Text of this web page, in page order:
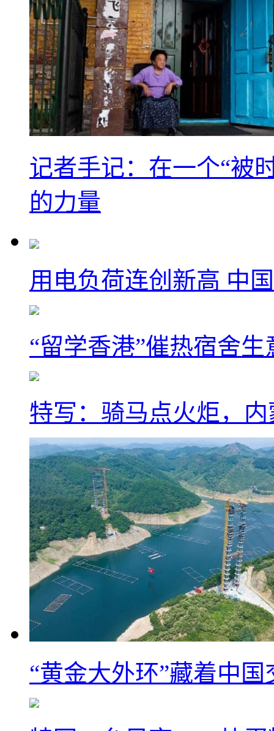
记者手记：在一个“被
的力量
用电负荷连创新高 中
“留学香港”催热宿舍
特写：骑马点火炬，
“黄金大外环”藏着中